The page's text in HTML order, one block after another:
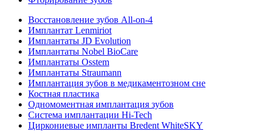
Восстановление зубов All‑on‑4
Имплантат Lenmiriot
Имплантаты JD Evolution
Имплантаты Nobel BioСare
Имплантаты Osstem
Имплантаты Straumann
Имплантация зубов в медикаментозном сне
Костная пластика
Одномоментная имплантация зубов
Система имплантации Hi-Tech
Циркониевые импланты Bredent WhiteSKY